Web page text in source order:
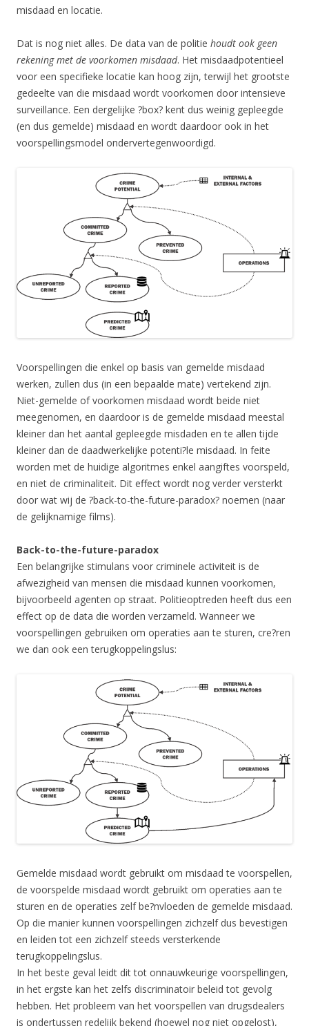
misdaad en locatie.
Dat is nog niet alles. De data van de politie houdt ook geen
rekening met de voorkomen misdaad. Het misdaadpotentieel
voor een specifieke locatie kan hoog zijn, terwijl het grootste
gedeelte van die misdaad wordt voorkomen door intensieve
surveillance. Een dergelijke ?box? kent dus weinig gepleegde
(en dus gemelde) misdaad en wordt daardoor ook in het
voorspellingsmodel ondervertegenwoordigd.
Voorspellingen die enkel op basis van gemelde misdaad
werken, zullen dus (in een bepaalde mate) vertekend zijn.
Niet-gemelde of voorkomen misdaad wordt beide niet
meegenomen, en daardoor is de gemelde misdaad meestal
kleiner dan het aantal gepleegde misdaden en te allen tijde
kleiner dan de daadwerkelijke potenti?le misdaad. In feite
worden met de huidige algoritmes enkel aangiftes voorspeld,
en niet de criminaliteit. Dit effect wordt nog verder versterkt
door wat wij de ?back-to-the-future-paradox? noemen (naar
de gelijknamige films).
Back-to-the-future-paradox
Een belangrijke stimulans voor criminele activiteit is de
afwezigheid van mensen die misdaad kunnen voorkomen,
bijvoorbeeld agenten op straat. Politieoptreden heeft dus een
effect op de data die worden verzameld. Wanneer we
voorspellingen gebruiken om operaties aan te sturen, cre?ren
we dan ook een terugkoppelingslus:
Gemelde misdaad wordt gebruikt om misdaad te voorspellen,
de voorspelde misdaad wordt gebruikt om operaties aan te
sturen en de operaties zelf be?nvloeden de gemelde misdaad.
Op die manier kunnen voorspellingen zichzelf dus bevestigen
en leiden tot een zichzelf steeds versterkende
terugkoppelingslus.
In het beste geval leidt dit tot onnauwkeurige voorspellingen,
in het ergste kan het zelfs discriminatoir beleid tot gevolg
hebben. Het probleem van het voorspellen van drugsdealers
is ondertussen redelijk bekend (hoewel nog niet opgelost),